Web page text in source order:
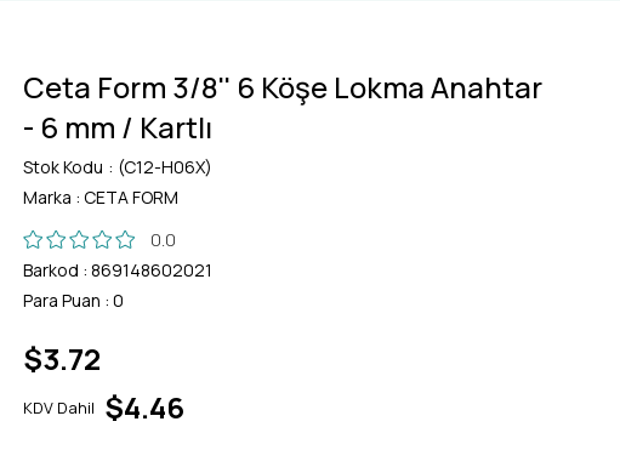
Ceta Form 3/8'' 6 Köşe Lokma Anahtar
- 6 mm / Kartlı
Stok Kodu
(C12-H06X)
Marka : CETA FORM
0.0
Barkod : 869148602021
Para Puan : 0
$3.72
KDV Dahil $4.46